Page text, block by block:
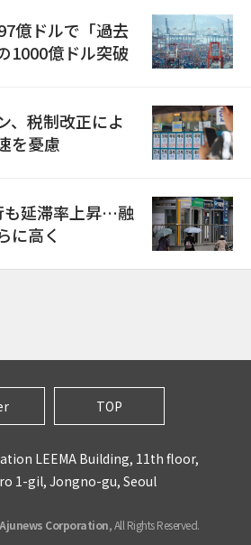
億ドルで「過去
1000億ドル突破
、税制改正によ
を憂慮
も延滞率上昇…融
に高く
TOP
LEEMA Building, 11th floor,
1-gil, Jongno-gu, Seoul
Ajunews Corporation, All Rights Reserved.